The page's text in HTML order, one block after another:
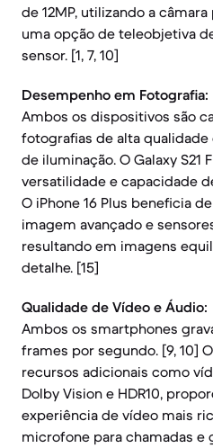
de 12MP, utilizando a
uma opção de teleobjetiva
sensor. [1, 7, 10]
Desempenho em Fotografia:
Ambos os dispositivos são
fotografias de alta
de iluminação. O Galaxy S21
versatilidade e capacidade
O iPhone 16 Plus beneficia
imagem avançado e
resultando em imagens
detalhe. [15]
Qualidade de Vídeo e Áudio:
Ambos os smartphones
frames por segundo. [9, 10]
recursos adicionais como
Dolby Vision e HDR10,
experiência de vídeo mais
microfone para chamadas e